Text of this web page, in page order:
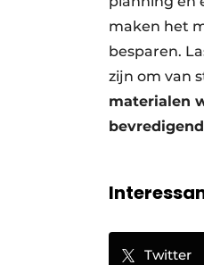
maken het
besparen.
zijn om van
materialen
Twitter